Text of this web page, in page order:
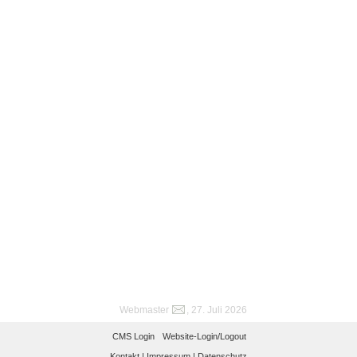
Webmaster , 27. Juli 2026
CMS Login Website-Login/Logout